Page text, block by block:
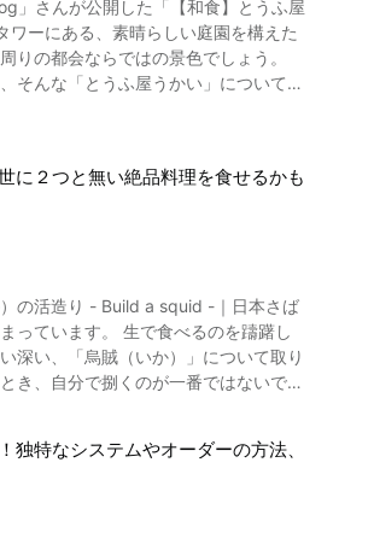
、コンビニやスーパーなどでも販売さ
お皿に麺を盛りつけ、具材をのせて
レを使いアレンジをすることもでき
食べるときは、ポン酢やめんつゆを
できます。 色とりどりの
盛り付け方もそれぞれ違う「冷やし
の都会ならではの景色でしょう。
そんな「とうふ屋うかい」について紹
せることで、更に美味しく召し上が
4:09
のとうふを食べたら最後、他のとう
す。 ⑧ いちじく 動画
ると食べることが出来ます。 ここ
、ぜひ訪れた際にはご友人やご家族
、子連れでも気軽に予約をして訪れ
に２つと無い絶品料理を食せるかも
熱海や函館、呼子町などの旅館で、
ようになりました。 新しい和食グル
特なシステムやオーダーの方法、